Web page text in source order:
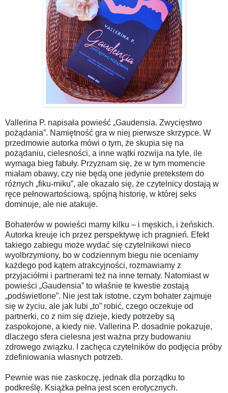
Vallerina P. napisała powieść „Gaudensia. Zwycięstwo
pożądania”. Namiętność gra w niej pierwsze skrzypce. W
przedmowie autorka mówi o tym, że skupia się na
pożądaniu, cielesności, a inne wątki rozwija na tyle, ile
wymaga bieg fabuły. Przyznam się, że w tym momencie
miałam obawy, czy nie będą one jedynie pretekstem do
różnych „fiku-miku”, ale okazało się, że czytelnicy dostają w
ręce pełnowartościową, spójną historię, w której seks
dominuje, ale nie atakuje.
Bohaterów w powieści mamy kilku – i męskich, i żeńskich.
Autorka kreuje ich przez perspektywę ich pragnień. Efekt
takiego zabiegu może wydać się czytelnikowi nieco
wyolbrzymiony, bo w codziennym biegu nie oceniamy
każdego pod kątem atrakcyjności, rozmawiamy z
przyjaciółmi i partnerami też na inne tematy. Natomiast w
powieści „Gaudensia” to właśnie te kwestie zostają
„podświetlone”. Nie jest tak istotne, czym bohater zajmuje
się w życiu, ale jak lubi „to” robić, czego oczekuje od
partnerki, co z nim się dzieje, kiedy potrzeby są
zaspokojone, a kiedy nie. Vallerina P. dosadnie pokazuje,
dlaczego sfera cielesna jest ważna przy budowaniu
zdrowego związku. I zachęca czytelników do podjęcia próby
zdefiniowania własnych potrzeb.
Pewnie was nie zaskoczę, jednak dla porządku to
podkreślę. Książka pełna jest scen erotycznych.